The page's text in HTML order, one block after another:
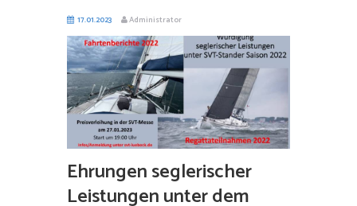
17.01.2023 Administrator
Ehrungen seglerischer
Leistungen unter dem